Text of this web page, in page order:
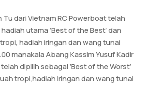
Tu dari Vietnam RC Powerboat telah
utama ‘Best of the Best’ dan
hadiah iringan dan wang tunai
manakala Abang Kassim Yusuf Kadir
dipilih sebagai ‘Best of the Worst’
tropi,hadiah iringan dan wang tunai